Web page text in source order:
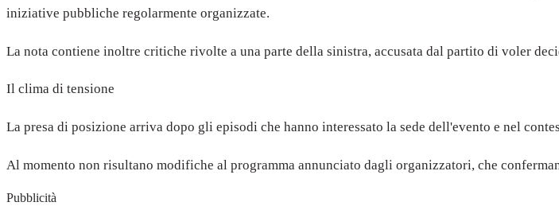
iniziative pubbliche regolarmente organizzate.
La nota contiene inoltre critiche rivolte a una parte della sinistra, accusata dal partito di voler
Il clima di tensione
La presa di posizione arriva dopo gli episodi che hanno interessato la sede dell'evento e nel
Al momento non risultano modifiche al programma annunciato dagli organizzatori, che
Pubblicità